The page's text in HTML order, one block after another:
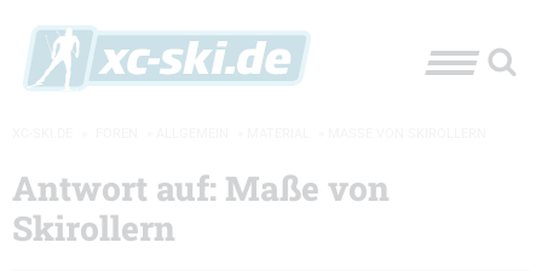
Antwort auf: Maße von
Skirollern